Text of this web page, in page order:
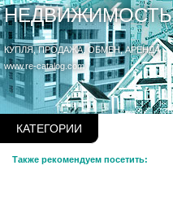
НЕДВИЖИМОСТЬ
КУПЛЯ, ПРОДАЖА, ОБМЕН, АРЕНДА
www.re-catalog.com
КАТЕГОРИИ
Также рекомендуем посетить: